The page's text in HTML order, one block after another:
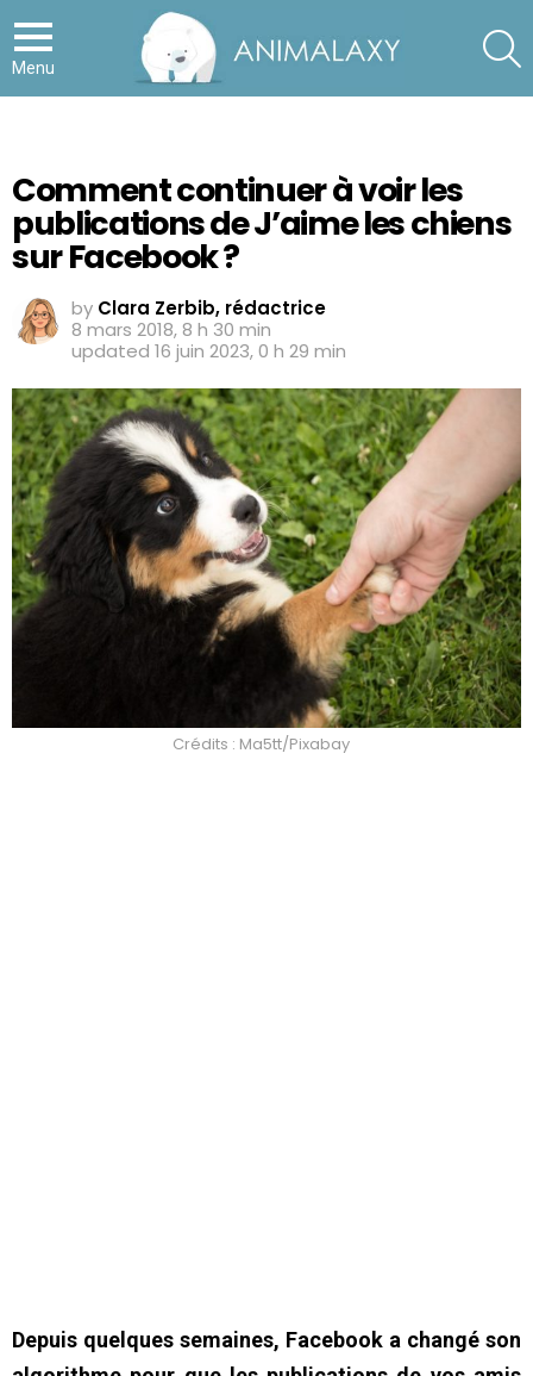
Menu
Comment continuer à voir les
publications de J’aime les chiens
sur Facebook ?
by Clara Zerbib, rédactrice
8 mars 2018, 8 h 30 min
updated 16 juin 2023, 0 h 29 min
Crédits : Ma5tt/Pixabay
Depuis quelques semaines, Facebook a changé son